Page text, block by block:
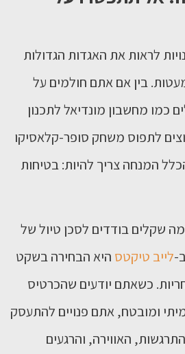
לראות את האגדות הגדולות
בין אם אתם חולמים על
כמו מחשבון מונדיאל לתכנון
לתפוס משחק סופר-קלאסיקו
המנחה צריך להיות: בטיחות
שקלים בודדים לסכן טיול של
לייב טיקטס היא הבחירה בשקט
כשאתם יודעים שהכרטיס
ומובטח, אתם פנויים להתעסק
האווירה, והרגעים